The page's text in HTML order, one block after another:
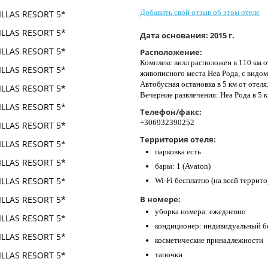
Добавить свой отзыв об этом отеле
Дата основания: 2015 г.
Расположение:
Комплекс вилл расположен в 110 км
живописного места Неа Рода, с
Автобусная остановка в 5 км от отеля.
Вечерние развлечения: Неа Рода в 5
Телефон/факс:
+306932390252
Территория отеля:
парковка есть
бары: 1 (Avaton)
Wi-Fi бесплатно (на всей
В номере:
уборка номера: ежедневно
кондиционер: индивидуальный
косметические принадлежности
тапочки